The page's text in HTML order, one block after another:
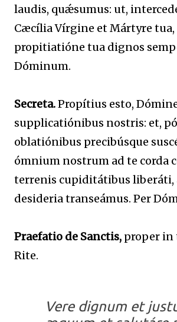
laudis, quǽsumus: ut,
Cæcília Vírgine et Mártyre tua,
propitiatióne tua dignos
Dóminum.
Secreta.Propítius esto,
supplicatiónibus nostris: et,
oblatiónibus precibúsque
ómnium nostrum ad te corda
terrenis cupiditátibus liberáti,
desideria transeámus. Per
Praefatio de Sanctis, proper in
Rite.
Vere dignum et